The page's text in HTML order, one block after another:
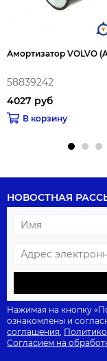
Амортизатор VOLVO
58839242
4027 руб
В корзину
НОВОСТНАЯ
Нажимая на кнопку
ознакомлены и
соглашения
Согласием на